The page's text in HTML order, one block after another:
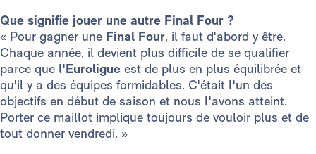
Que signifie jouer une autre Final Four ?
« Pour gagner une Final Four, il faut d'abord y être.
Chaque année, il devient plus difficile de se qualifier
parce que l'Euroligue est de plus en plus équilibrée et
qu'il y a des équipes formidables. C'était l'un des
objectifs en début de saison et nous l'avons atteint.
Porter ce maillot implique toujours de vouloir plus et de
tout donner vendredi. »